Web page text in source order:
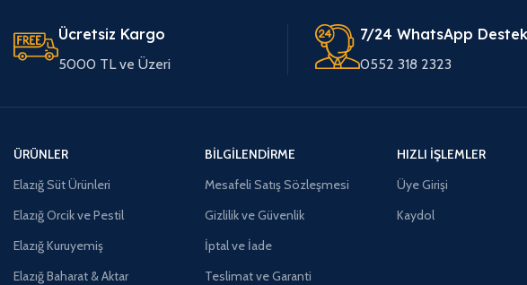
Ücretsiz Kargo
5000 TL ve Üzeri
7/24 WhatsApp
0552 318 2323
ÜRÜNLER
Elazığ Süt Ürünleri
Elazığ Orcik ve Pestil
Elazığ Kuruyemiş
Elazığ Baharat & Aktar
BILGILENDIRME
Mesafeli Satış Sözleşmesi
Gizlilik ve Güvenlik
İptal ve İade
Teslimat ve Garanti
HIZLI İŞLEMLER
Üye Girişi
Kaydol